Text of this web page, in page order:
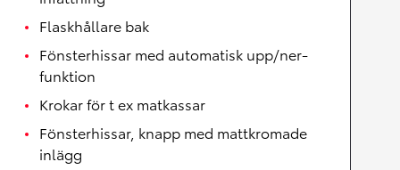
Flaskhållare bak
Fönsterhissar med automatisk upp/ner-
funktion
Krokar för t ex matkassar
Fönsterhissar, knapp med mattkromade
inlägg